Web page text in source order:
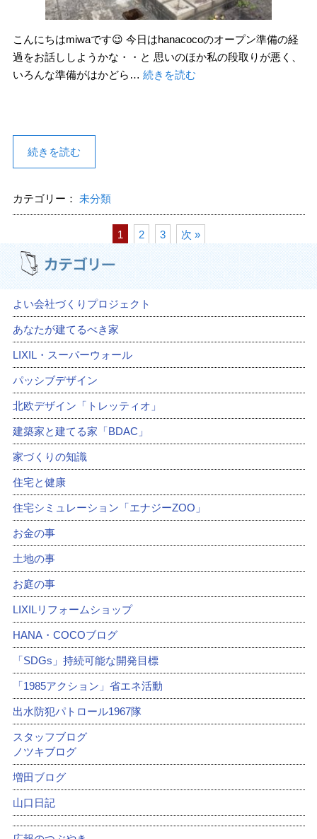
こんにちはmiwaです😉 今日はhanacocoのオープン準備の経
過をお話ししようかな・・と 思いのほか私の段取りが悪く、
いろんな準備がはかどら… 続きを読む
続きを読む
カテゴリー： 未分類
1 2 3 次 »
よい会社づくりプロジェクト
あなたが建てるべき家
LIXIL・スーパーウォール
パッシブデザイン
北欧デザイン「トレッティオ」
建築家と建てる家「BDAC」
家づくりの知識
住宅と健康
住宅シミュレーション「エナジーZOO」
お金の事
土地の事
お庭の事
LIXILリフォームショップ
HANA・COCOブログ
「SDGs」持続可能な開発目標
「1985アクション」省エネ活動
出水防犯パトロール1967隊
スタッフブログ
ノツキブログ
増田ブログ
山口日記